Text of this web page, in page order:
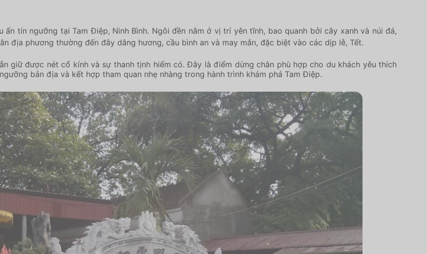
tín ngưỡng tại Tam Điệp, Ninh Bình. Ngôi đền nằm ở vị trí yên tĩnh, bao quanh bởi cây xanh và núi đá,
địa phương thường đến đây dâng hương, cầu bình an và may mắn, đặc biệt vào các dịp lễ, Tết.
giữ được nét cổ kính và sự thanh tịnh hiếm có. Đây là điểm dừng chân phù hợp cho du khách yêu thích
bản địa và kết hợp tham quan nhẹ nhàng trong hành trình khám phá Tam Điệp.